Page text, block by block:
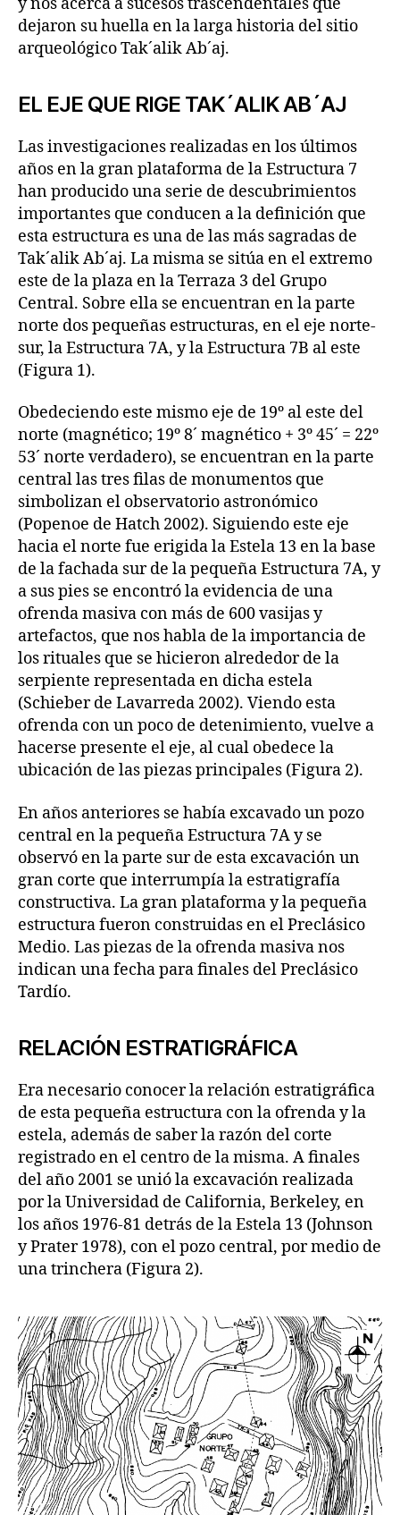
dejaron su huella en la larga historia del sitio
arqueológico Tak´alik Ab´aj.
EL EJE QUE RIGE TAK´ALIK AB´AJ
Las investigaciones realizadas en los últimos
años en la gran plataforma de la Estructura 7
han producido una serie de descubrimientos
importantes que conducen a la definición que
esta estructura es una de las más sagradas de
Tak´alik Ab´aj. La misma se sitúa en el extremo
este de la plaza en la Terraza 3 del Grupo
Central. Sobre ella se encuentran en la parte
norte dos pequeñas estructuras, en el eje norte-
sur, la Estructura 7A, y la Estructura 7B al este
(Figura 1).
Obedeciendo este mismo eje de 19º al este del
norte (magnético; 19º 8´ magnético + 3º 45´ = 22º
53´ norte verdadero), se encuentran en la parte
central las tres filas de monumentos que
simbolizan el observatorio astronómico
(Popenoe de Hatch 2002). Siguiendo este eje
hacia el norte fue erigida la Estela 13 en la base
de la fachada sur de la pequeña Estructura 7A, y
a sus pies se encontró la evidencia de una
ofrenda masiva con más de 600 vasijas y
artefactos, que nos habla de la importancia de
los rituales que se hicieron alrededor de la
serpiente representada en dicha estela
(Schieber de Lavarreda 2002). Viendo esta
ofrenda con un poco de detenimiento, vuelve a
hacerse presente el eje, al cual obedece la
ubicación de las piezas principales (Figura 2).
En años anteriores se había excavado un pozo
central en la pequeña Estructura 7A y se
observó en la parte sur de esta excavación un
gran corte que interrumpía la estratigrafía
constructiva. La gran plataforma y la pequeña
estructura fueron construidas en el Preclásico
Medio. Las piezas de la ofrenda masiva nos
indican una fecha para finales del Preclásico
Tardío.
RELACIÓN ESTRATIGRÁFICA
Era necesario conocer la relación estratigráfica
de esta pequeña estructura con la ofrenda y la
estela, además de saber la razón del corte
registrado en el centro de la misma. A finales
del año 2001 se unió la excavación realizada
por la Universidad de California, Berkeley, en
los años 1976-81 detrás de la Estela 13 (Johnson
y Prater 1978), con el pozo central, por medio de
una trinchera (Figura 2).